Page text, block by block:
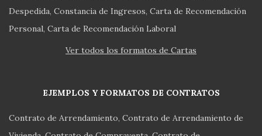
Despedida Constancia de Ingresos Carta de Recomendación
Personal Carta de Recomendación Laboral
Ver todos los formatos de Cartas
EJEMPLOS Y FORMATOS DE CONTRATOS
Contrato de Arrendamiento Contrato de Arrendamiento de